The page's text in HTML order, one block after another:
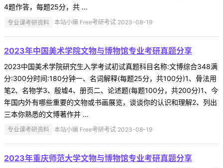
4题作答，每题25分，共 ...
专业课考研资料 本站小编 Free考研考试 2023-08-19
2023年中国美术学院文物与博物馆专业考研真题分享
2023中国美术学院研究生入学考试初试真题科目名称:文博综合348满
分:300分时间:180分钟一、名词解释(每题25分，共100分)1、骨法用
笔2、名物学3、殷墟4、册页二、论述题(每题100分，共200分)1、今
年国内外有哪些重要的文物或书画展览，谈谈你的认识和理解2、列出
三本你熟悉的文博著作并 ...
专业课考研资料 本站小编 Free考研考试 2023-08-19
2023年重庆师范大学文物与博物馆专业考研真题分享